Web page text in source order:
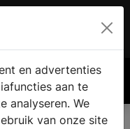
€ 0.00
en advertenties
aan te
analyseren. We
van onze site